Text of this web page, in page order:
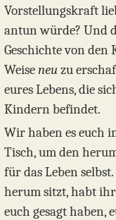
Vorstellungskraft
antun würde? Und
Geschichte von den
Weise neuzu
eures Lebens, die
Kindern befindet.
Wir haben es euch
Tisch, um den
für das Leben
herum sitzt, habt
euch gesagt haben,